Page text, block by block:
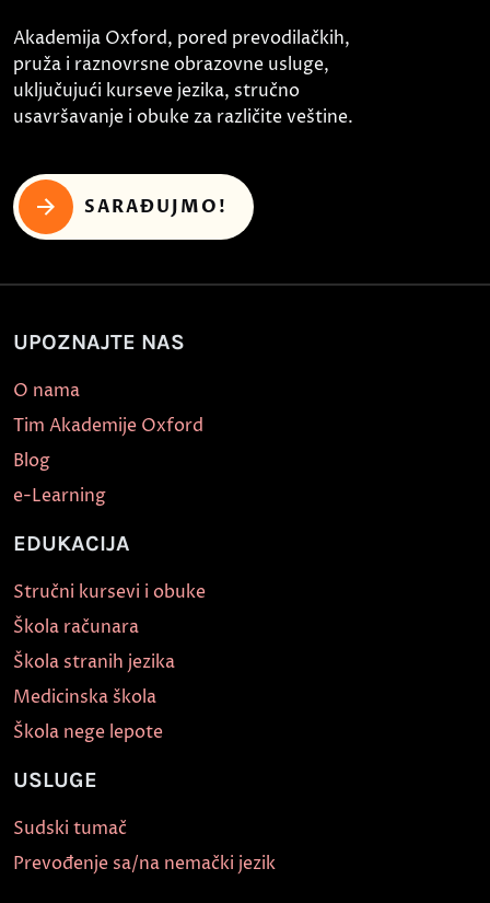
Akademija Oxford, pored prevodilačkih,
pruža i raznovrsne obrazovne usluge,
uključujući kurseve jezika, stručno
usavršavanje i obuke za različite veštine.
SARAĐUJMO!
UPOZNAJTE NAS
O nama
Tim Akademije Oxford
Blog
e-Learning
EDUKACIJA
Stručni kursevi i obuke
Škola računara
Škola stranih jezika
Medicinska škola
Škola nege lepote
USLUGE
Sudski tumač
Prevođenje sa/na nemački jezik